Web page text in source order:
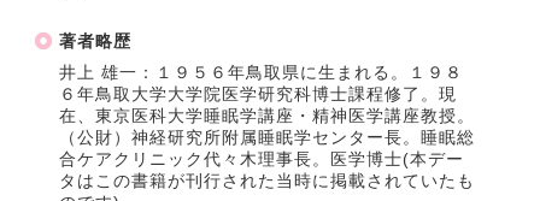
著者略歴
井上 雄一：１９５６年鳥取県に生まれる。１９８
６年鳥取大学大学院医学研究科博士課程修了。現
在、東京医科大学睡眠学講座・精神医学講座教授。
（公財）神経研究所附属睡眠学センター長。睡眠総
合ケアクリニック代々木理事長。医学博士(本デー
タはこの書籍が刊行された当時に掲載されていたも